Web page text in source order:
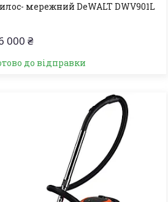
мережний DeWALT DWV901L
000 ₴
до відправки